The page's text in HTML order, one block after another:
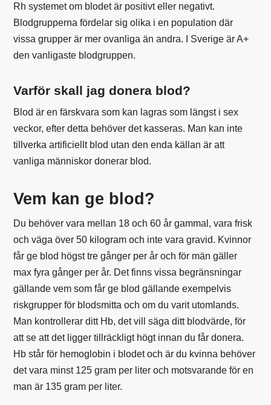
Rh systemet om blodet är positivt eller negativt.
Blodgrupperna fördelar sig olika i en population där
vissa grupper är mer ovanliga än andra. I Sverige är A+
den vanligaste blodgruppen.
Varför skall jag donera blod?
Blod är en färskvara som kan lagras som längst i sex
veckor, efter detta behöver det kasseras. Man kan inte
tillverka artificiellt blod utan den enda källan är att
vanliga människor donerar blod.
Vem kan ge blod?
Du behöver vara mellan 18 och 60 år gammal, vara frisk
och väga över 50 kilogram och inte vara gravid. Kvinnor
får ge blod högst tre gånger per år och för män gäller
max fyra gånger per år. Det finns vissa begränsningar
gällande vem som får ge blod gällande exempelvis
riskgrupper för blodsmitta och om du varit utomlands.
Man kontrollerar ditt Hb, det vill säga ditt blodvärde, för
att se att det ligger tillräckligt högt innan du får donera.
Hb står för hemoglobin i blodet och är du kvinna behöver
det vara minst 125 gram per liter och motsvarande för en
man är 135 gram per liter.